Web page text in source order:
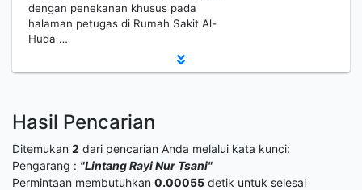
dengan penekanan khusus pada
halaman petugas di Rumah Sakit Al-
Huda …
Hasil Pencarian
Ditemukan 2 dari pencarian Anda melalui kata kunci:
Pengarang : "Lintang Rayi Nur Tsani"
Permintaan membutuhkan 0.00055 detik untuk selesai